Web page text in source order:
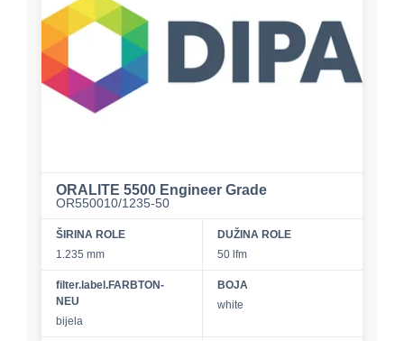
ORALITE 5500 Engineer Grade
OR550010/1235-50
ŠIRINA ROLE
1.235 mm
DUŽINA ROLE
50 lfm
filter.label.FARBTON-
NEU
bijela
BOJA
white